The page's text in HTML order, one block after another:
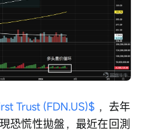
Trust (FDN.US)$ ，去年
恐慌性拋盤，最近在回測